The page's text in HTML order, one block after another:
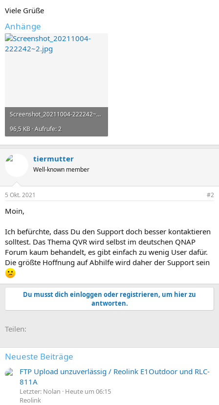
Viele Grüße
Anhänge
Screenshot_20211004-222242~2.jpg
96,5 KB · Aufrufe: 2
tiermutter
Well-known member
5 Okt. 2021 #2
Moin,
Ich befürchte, dass Du den Support doch besser kontaktieren
solltest. Das Thema QVR wird selbst im deutschen QNAP
Forum kaum behandelt, es gibt einfach zu wenig User dafür.
Die größte Hoffnung auf Abhilfe wird daher der Support sein
Du musst dich einloggen oder registrieren, um hier zu
antworten.
Teilen:
Neueste Beiträge
FTP Upload unzuverlässig / Reolink E1Outdoor und RLC-
811A
Letzter: Nolan
Heute um 06:15
Reolink